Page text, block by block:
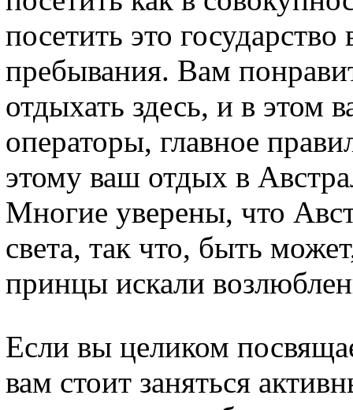
посетить это
пребывания. Вам
отдыхать здесь, и в этом
операторы, главное
этому ваш отдых в
Многие уверены, что
света, так что, быть
принцы искали
Если вы целиком
вам стоит заняться